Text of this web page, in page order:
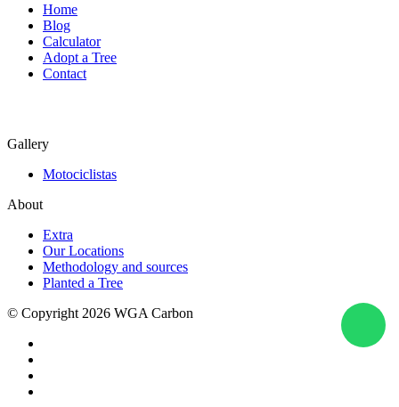
Home
Blog
Calculator
Adopt a Tree
Contact
Gallery
Motociclistas
About
Extra
Our Locations
Methodology and sources
Planted a Tree
© Copyright 2026 WGA Carbon